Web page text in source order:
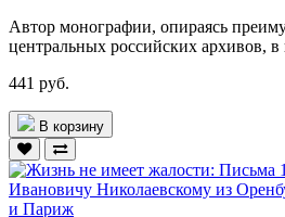
Автор монографии, опираясь
центральных российских архивов, в
441 руб.
В корзину